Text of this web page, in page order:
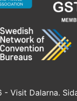
Visit Dalarna.